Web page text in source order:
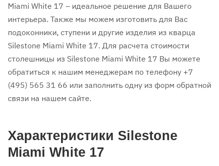
Miami White 17 – идеальное решение для Вашего
интерьера. Также мы можем изготовить для Вас
подоконники, ступени и другие изделия из кварца
Silestone Miami White 17. Для расчета стоимости
столешницы из Silestone Miami White 17 Вы можете
обратиться к нашим менеджерам по телефону +7
(495) 565 31 66 или заполнить одну из форм обратной
связи на нашем сайте.
Характеристики Silestone
Miami White 17